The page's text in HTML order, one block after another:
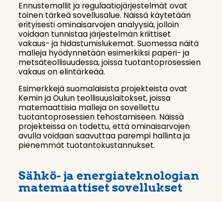
Ennustemallit ja regulaatiojärjestelmät ovat
toinen tärkeä sovellusalue. Näissä käytetään
erityisesti ominaisarvojen analyysiä, jolloin
voidaan tunnistaa järjestelmän kriittiset
vakaus- ja hidastumislukemat. Suomessa näitä
malleja hyödynnetään esimerkiksi paperi- ja
metsäteollisuudessa, joissa tuotantoprosessien
vakaus on elintärkeää.
Esimerkkejä suomalaisista projekteista ovat
Kemin ja Oulun teollisuuslaitokset, joissa
matemaattisia malleja on sovellettu
tuotantoprosessien tehostamiseen. Näissä
projekteissa on todettu, että ominaisarvojen
avulla voidaan saavuttaa parempi hallinta ja
pienemmät tuotantokustannukset.
Sähkö- ja energiateknologian
matemaattiset sovellukset